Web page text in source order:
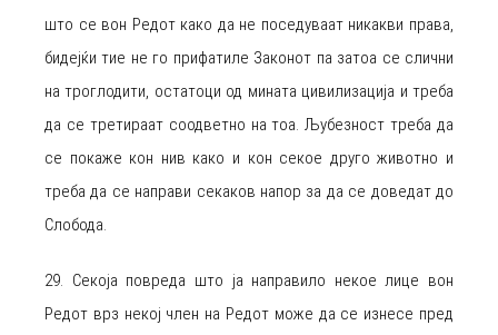
што се вон Редот како да не поседуваат никакви права,
бидејќи тие не го прифатиле Законот па затоа се слични
на троглодити, остатоци од мината цивилизација и треба
да се третираат соодветно на тоа. Љубезност треба да
се покаже кон нив како и кон секое друго животно и
треба да се направи секаков напор за да се доведат до
Слобода.
29. Секоја повреда што ја направило некое лице вон
Редот врз некој член на Редот може да се изнесе пред